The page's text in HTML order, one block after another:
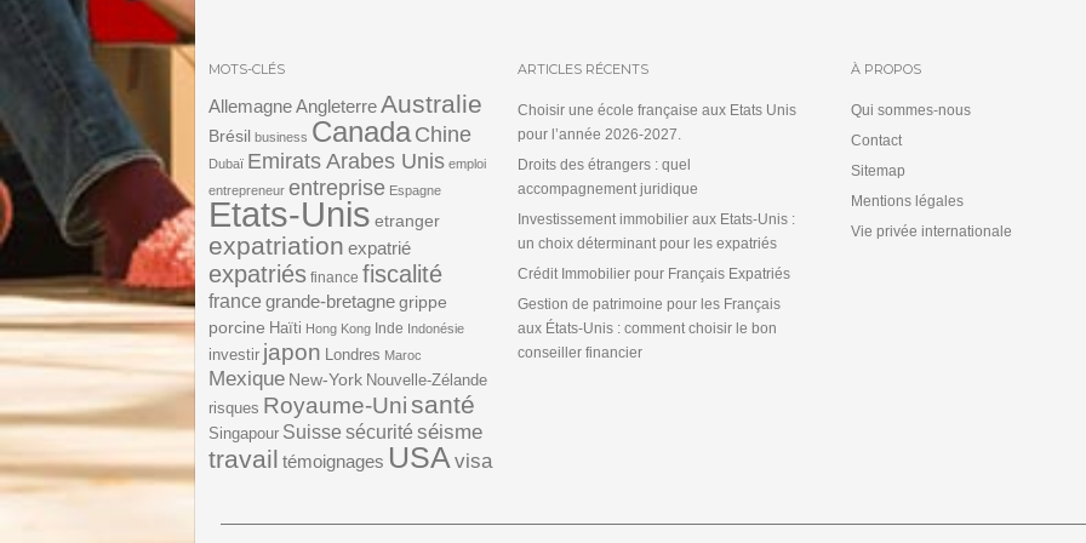
MOTS-CLÉS
AllemagneAngleterreAustralie
Brésil business CanadaChine
Dubaï Emirats Arabes Unis emploi
entrepreneur entreprise Espagne
Etats-Unis etranger
expatriation expatrié
expatriés finance fiscalité
france grande-bretagnegrippe
porcine Haïti Hong Kong Inde Indonésie
investir japon Londres Maroc
Mexique New-York Nouvelle-Zélande
risques Royaume-Unisanté
Singapour Suisse sécurité séisme
travail témoignages USA visa
ARTICLES RÉCENTS
Choisir une école française aux Etats Unis
pour l’année 2026-2027.
Droits des étrangers : quel
accompagnement juridique
Investissement immobilier aux Etats-Unis :
un choix déterminant pour les expatriés
Crédit Immobilier pour Français Expatriés
Gestion de patrimoine pour les Français
aux États-Unis : comment choisir le bon
conseiller financier
À PROPOS
Qui sommes-nous
Contact
Sitemap
Mentions légales
Vie privée internationale